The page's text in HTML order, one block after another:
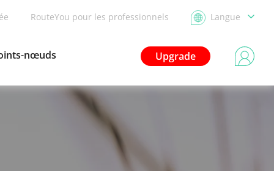
RouteYou pour les professionnels Langue
Upgrade
nœuds